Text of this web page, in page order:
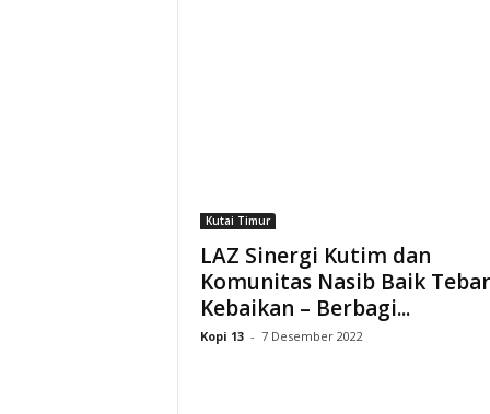
h
Kutai Timur
LAZ Sinergi Kutim dan
Komunitas Nasib Baik Tebar
Kebaikan – Berbagi...
Kopi 13 - 7 Desember 2022